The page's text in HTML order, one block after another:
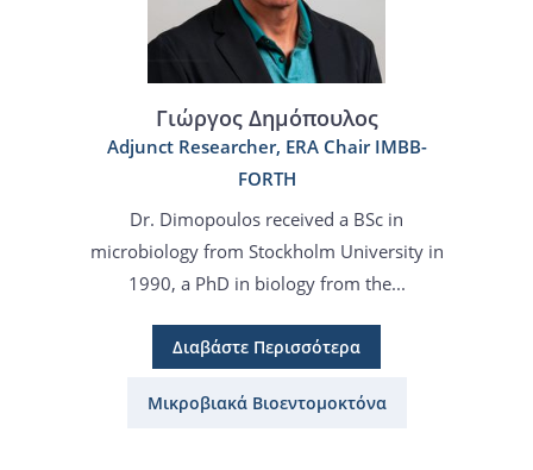
Γιώργος Δημόπουλος
Adjunct Researcher, ERA Chair IMBB-
FORTH
Dr. Dimopoulos received a BSc in
microbiology from Stockholm University in
1990, a PhD in biology from the...
Διαβάστε Περισσότερα
Μικροβιακά Βιοεντομοκτόνα